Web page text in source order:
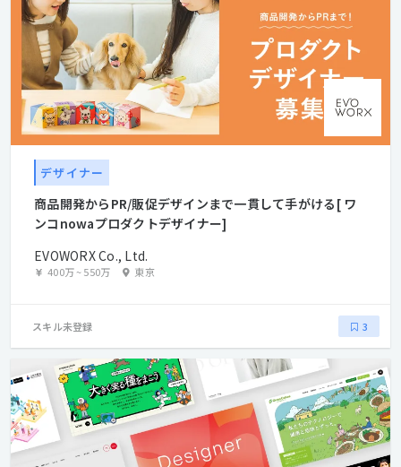
デザイナー
商品開発からPR/販促デザインまで一貫して手がける[ ワ
ンコnowaプロダクトデザイナー]
EVOWORX Co., Ltd.
400万~550万 東京
スキル未登録 3